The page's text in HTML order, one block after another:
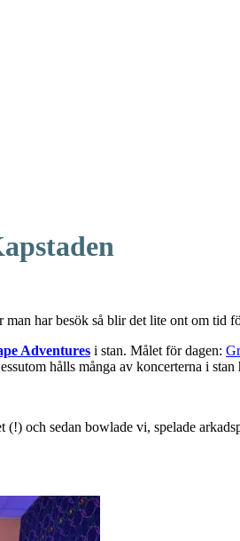
har besök så blir det lite ont om tid
Adventures i stan. Målet för dagen:
hålls många av koncerterna i stan
och sedan bowlade vi, spelade